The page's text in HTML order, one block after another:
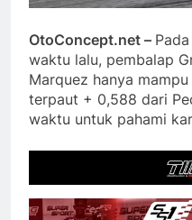
OtoConcept.net –
waktu lalu, pembalap
Marquez hanya
terpaut + 0,588 dari
waktu untuk pahami